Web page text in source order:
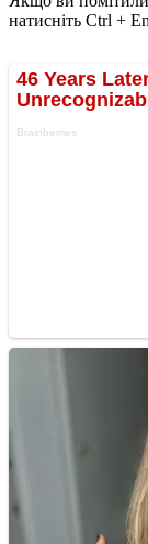
натисніть Ctrl +